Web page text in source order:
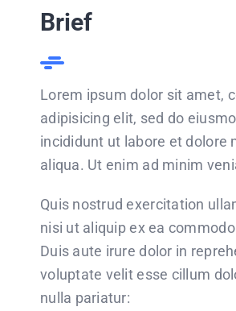
Brief
Lorem ipsum dolor sit amet,
adipisicing elit, sed do
incididunt ut labore et dolore
aliqua. Ut enim ad minim
Quis nostrud exercitation
nisi ut aliquip ex ea
Duis aute irure dolor in
voluptate velit esse cillum
nulla pariatur: